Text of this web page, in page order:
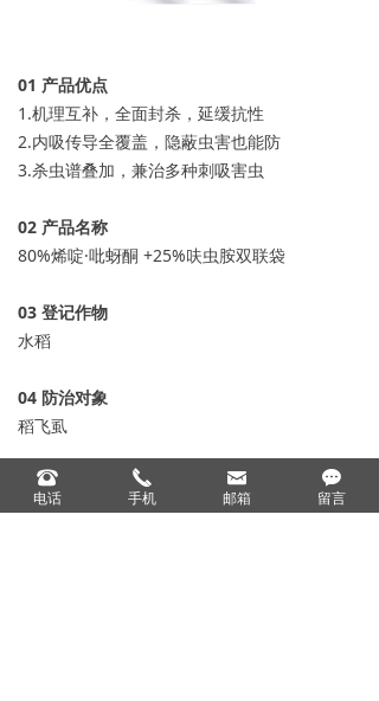
01 产品优点
1.机理互补，全面封杀，延缓抗性
2.内吸传导全覆盖，隐蔽虫害也能防
3.杀虫谱叠加，兼治多种刺吸害虫
02 产品名称
80%烯啶·吡蚜酮 +25%呋虫胺双联袋
03 登记作物
水稻
04 防治对象
稻飞虱
05登记用量
5-10克/亩 24-35克/亩
뀰
电话
끅
手机
낂
邮箱
끁
留言